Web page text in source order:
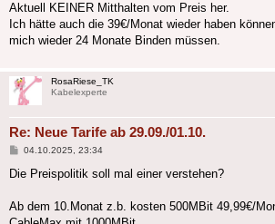
Aktuell KEINER Mitthalten vom Preis her.
Ich hätte auch die 39€/Monat wieder haben
mich wieder 24 Monate Binden müssen.
RosaRiese_TK
Kabelexperte
Re: Neue Tarife ab 29.09./01.10.
Beitrag
04.10.2025, 23:34
Die Preispolitik soll mal einer verstehen?
Ab dem 10.Monat z.b. kosten 500MBit 49,99€/